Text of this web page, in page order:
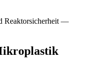
Reaktorsicherheit —